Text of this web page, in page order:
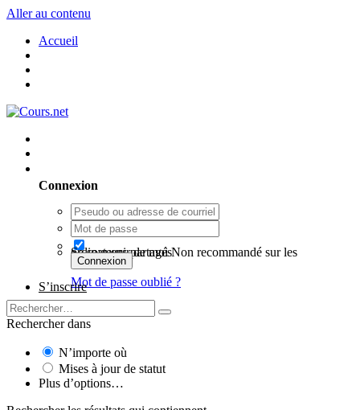
Aller au contenu
Accueil
Connexion
Se souvenir de moi
Non recommandé sur les ordinateurs partagés
Connexion
Mot de passe oublié ?
S’inscrire
Rechercher dans
N’importe où
Mises à jour de statut
Plus d’options…